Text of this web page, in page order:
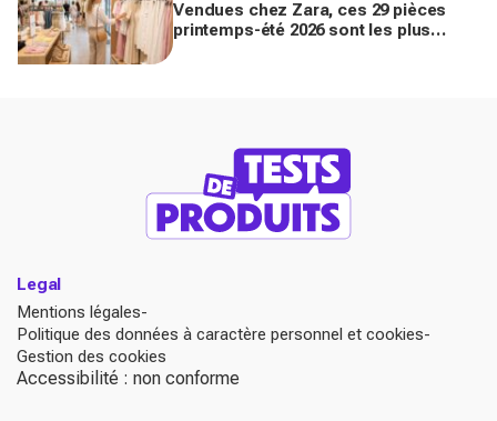
Vendues chez Zara, ces 29 pièces
printemps-été 2026 sont les plus
Legal
Mentions légales
Politique des données à caractère personnel et cookies
Gestion des cookies
Accessibilité : non conforme